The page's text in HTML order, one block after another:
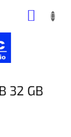
32 GB